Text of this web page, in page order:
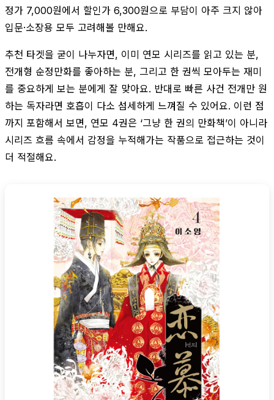
정가 7,000원에서 할인가 6,300원으로 부담이 아주 크지 않아
입문·소장용 모두 고려해볼 만해요.
추천 타겟을 굳이 나누자면, 이미 연모 시리즈를 읽고 있는 분,
전개형 순정만화를 좋아하는 분, 그리고 한 권씩 모아두는 재미
를 중요하게 보는 분에게 잘 맞아요. 반대로 빠른 사건 전개만 원
하는 독자라면 호흡이 다소 섬세하게 느껴질 수 있어요. 이런 점
까지 포함해서 보면, 연모 4권은 ‘그냥 한 권의 만화책’이 아니라
시리즈 흐름 속에서 감정을 누적해가는 작품으로 접근하는 것이
더 적절해요.